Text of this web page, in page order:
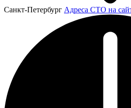
Санкт-Петербург Адреса СТО на